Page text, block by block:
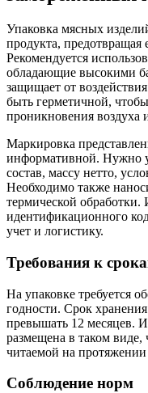
Упаковка мясных
продукта, предотвращая
Рекомендуется
обладающие высокими
защищает от
быть герметичной,
проникновения воздуха
Маркировка
информативной. Нужно
состав, массу нетто,
Необходимо также
термической обработки.
идентификационного
учет и логистику.
Требования к
На упаковке требуется
годности. Срок
превышать 12 месяцев.
размещена в таком виде,
читаемой на
Соблюдение норм